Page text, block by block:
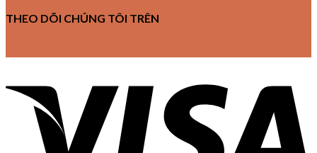
THEO DÕI CHÚNG TÔI TRÊN